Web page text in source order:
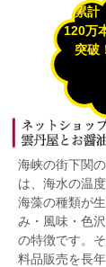
累計
120万
突破
海峡の街下関
は、海水の温
海藻の種類が
み・風味・色
の特徴です。
料品販売を長